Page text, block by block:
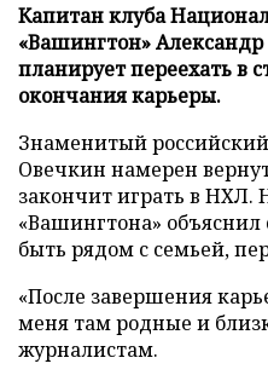
Капитан клуба
«Вашингтон»
планирует переехать в
окончания карьеры.
Знаменитый
Овечкин намерен
закончит играть в
«Вашингтона»
быть рядом с семьей,
«После завершения
меня там родные и
журналистам.